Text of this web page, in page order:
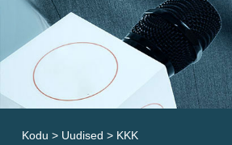
Kodu > Uudised > KKK